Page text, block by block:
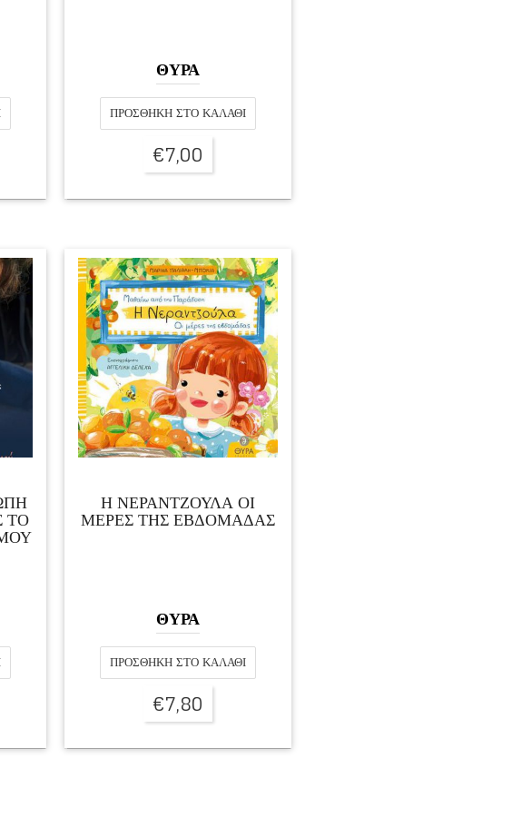
ΘΥΡΑ
ΠΡΟΣΘΉΚΗ ΣΤΟ ΚΑΛΆΘΙ
€7,00
ΤΟ
Η ΝΕΡΑΝΤΖΟΥΛΑ ΟΙ
ΜΕΡΕΣ ΤΗΣ ΕΒΔΟΜΑΔΑΣ
ΘΥΡΑ
ΠΡΟΣΘΉΚΗ ΣΤΟ ΚΑΛΆΘΙ
€7,80